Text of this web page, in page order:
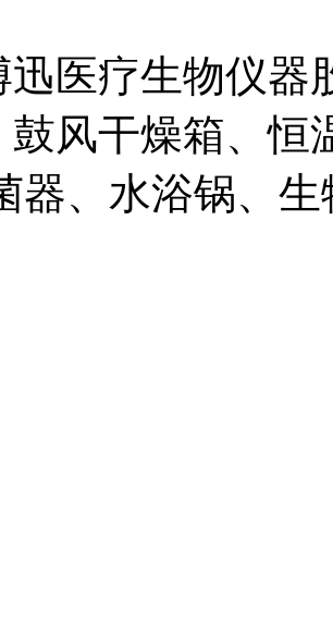
迅医疗生物仪器
鼓风干燥箱、恒
器、水浴锅、